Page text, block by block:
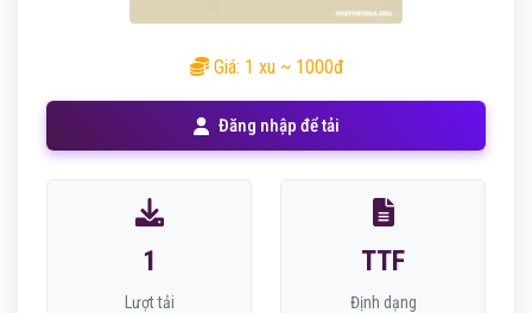
Giá: 1 xu ~ 1000đ
Đăng nhập để tải
1
Lượt tải
TTF
Định dạng